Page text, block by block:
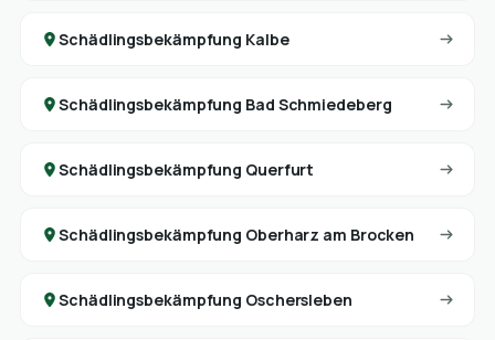
Schädlingsbekämpfung Kalbe
Schädlingsbekämpfung Bad Schmiedeberg
Schädlingsbekämpfung Querfurt
Schädlingsbekämpfung Oberharz am Brocken
Schädlingsbekämpfung Oschersleben